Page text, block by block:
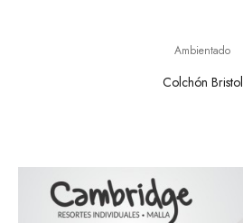
Ambientado
Colchón Bristol